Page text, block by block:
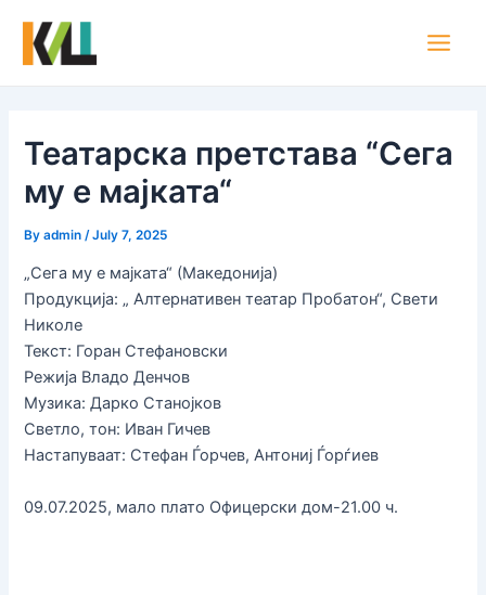
content
Театарска претстава “Сега
му е мајката“
Byadmin /July 7, 2025
„Сега му е мајката“ (Македонија)
Продукција: „ Алтернативен театар Пробатон“, Свети
Николе
Текст: Горан Стефановски
Режија Владо Денчов
Музика: Дарко Станојков
Светло, тон: Иван Гичев
Настапуваат: Стефан Ѓорчев, Антониј Ѓорѓиев
09.07.2025, мало плато Офицерски дом-21.00 ч.
navigation